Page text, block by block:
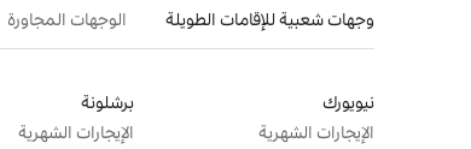
وجهات شعبية للإقامات الطويلة الوجهات المجاورة
نيويورك
الإيجارات الشهرية
برشلونة
الإيجارات الشهرية